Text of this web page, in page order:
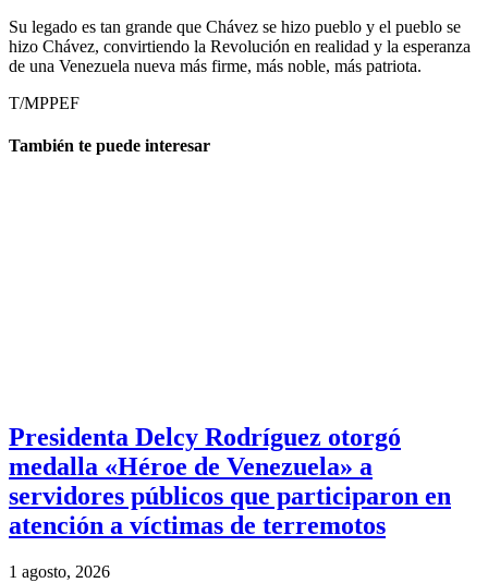
Su legado es tan grande que Chávez se hizo pueblo y el pueblo se
hizo Chávez, convirtiendo la Revolución en realidad y la esperanza
de una Venezuela nueva más firme, más noble, más patriota.
T/MPPEF
También te puede interesar
Presidenta Delcy Rodríguez otorgó
medalla «Héroe de Venezuela» a
servidores públicos que participaron en
atención a víctimas de terremotos
1 agosto, 2026